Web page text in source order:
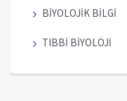
BİYOLOJİK BİLGİ
TIBBİ BİYOLOJİ